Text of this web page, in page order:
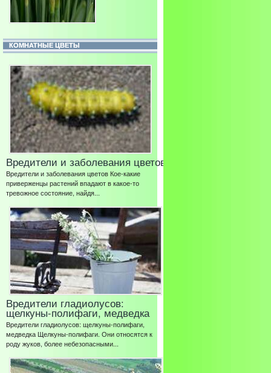
КОМНАТНЫЕ ЦВЕТЫ
Вредители и заболевания цветов
Вредители и заболевания цветов Кое-какие
приверженцы растений впадают в какое-то
тревожное состояние, найдя...
Вредители гладиолусов:
щелкуны-полифаги, медведка
Вредители гладиолусов: щелкуны-полифаги,
медведка Щелкуны-полифаги. Они относятся к
роду жуков, более небезопасными...